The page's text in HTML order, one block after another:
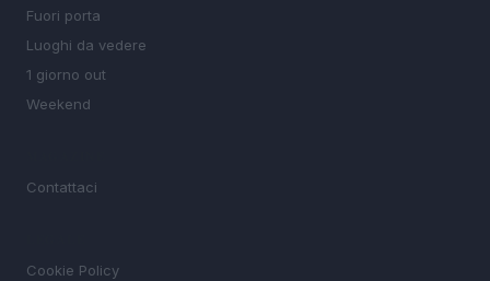
Fuori porta
Luoghi da vedere
1 giorno out
Weekend
Contattaci
Cookie Policy